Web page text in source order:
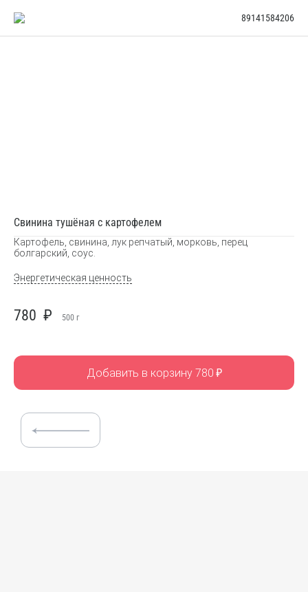
89141584206
Свинина тушёная с картофелем
Картофель, свинина, лук репчатый, морковь, перец
болгарский, соус.
Энергетическая ценность
780 ₽ 500 г
Добавить в корзину 780 ₽